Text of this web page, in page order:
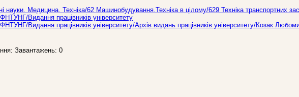
науки. Медицина. Техніка/62 Машинобудування.Технiка в цiлому/629 Технiка транспортних
Видання працівників університету
Видання працівників університету/Архів видань працівників університету/Козак
Завантажень: 0